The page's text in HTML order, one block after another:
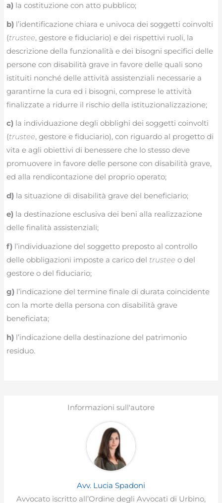
a) la costituzione con atto pubblico;
b) l’identificazione chiara e univoca dei soggetti coinvolti
(trustee, gestore e fiduciario) e dei rispettivi ruoli, la
descrizione della funzionalità e dei bisogni specifici delle
persone con disabilità grave in favore delle quali sono
istituiti nonché delle attività assistenziali necessarie a
garantirne la cura ed i bisogni, comprese le attività
finalizzate a ridurre il rischio della istituzionalizzazione;
c) la individuazione degli obblighi dei soggetti coinvolti
(trustee, gestore e fiduciario), con riguardo al progetto di
vita e agli obiettivi di benessere che lo stesso deve
promuovere in favore delle persone con disabilità grave,
ed alla rendicontazione del proprio operato;
d) la situazione di disabilità grave del beneficiario;
e) la destinazione esclusiva dei beni alla realizzazione
delle finalità assistenziali;
f) l’individuazione del soggetto preposto al controllo
delle obbligazioni imposte a carico del trustee o del
gestore o del fiduciario;
g) l’indicazione del termine finale di durata coincidente
con la morte della persona con disabilità grave
beneficiata;
h) l’indicazione della destinazione del patrimonio
residuo.
Informazioni sull'autore
Avv. Lucia Spadoni
Avvocato iscritto all’Ordine degli Avvocati di Urbino,